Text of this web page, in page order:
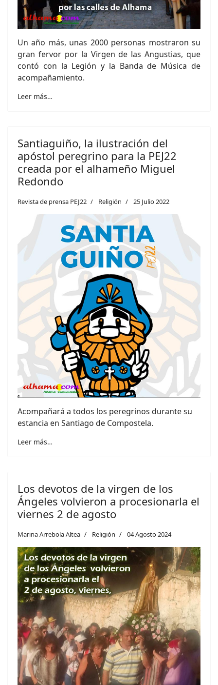
Un año más, unas 2000 personas mostraron su
gran fervor por la Virgen de las Angustias, que
contó con la Legión y la Banda de Música de
acompañamiento.
Leer más…
Santiaguiño, la ilustración del
apóstol peregrino para la PEJ22
creada por el alhameño Miguel
Redondo
Revista de prensa PEJ22 Religión 25 Julio 2022
Acompañará a todos los peregrinos durante su
estancia en Santiago de Compostela.
Leer más…
Los devotos de la virgen de los
Ángeles volvieron a procesionarla el
viernes 2 de agosto
Marina Arrebola Altea Religión 04 Agosto 2024